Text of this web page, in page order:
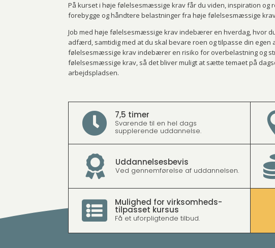
På kurset i høje følelsesmæssige krav får du viden, inspiration og
forebygge og håndtere belastninger fra høje følelsesmæssige
Job med høje følelsesmæssige krav indebærer en hverdag, hvor
adfærd, samtidig med at du skal bevare roen og tilpasse din egen
følelsesmæssige krav indebærer en risiko for overbelastning og
følelsesmæssige krav, så det bliver muligt at sætte temaet på
arbejdspladsen.
 7,5 timer
Svarende til en hel dags
supplerende uddannelse.
 Uddannelsesbevis
Ved gennemførelse af uddannelsen.
 Mulighed for virksomheds­
tilpasset kursus
Få et uforpligtende tilbud.